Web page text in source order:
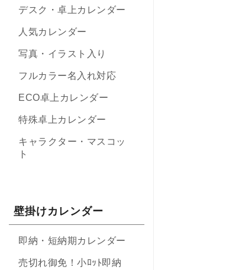
デスク・卓上カレンダー
人気カレンダー
写真・イラスト入り
フルカラー名入れ対応
ECO卓上カレンダー
特殊卓上カレンダー
キャラクター・マスコッ
ト
壁掛けカレンダー
即納・短納期カレンダー
売切れ御免！小ﾛｯﾄ即納